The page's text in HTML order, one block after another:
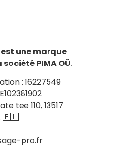
une marque
PIMA OÜ.
: 16227549
tee 110, 13517
🇪🇺
pro.fr